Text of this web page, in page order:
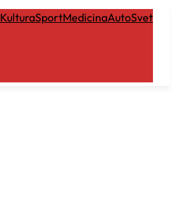
KulturaSportMedicinaAutoSvet